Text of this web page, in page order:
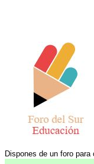
Dispones de un foro